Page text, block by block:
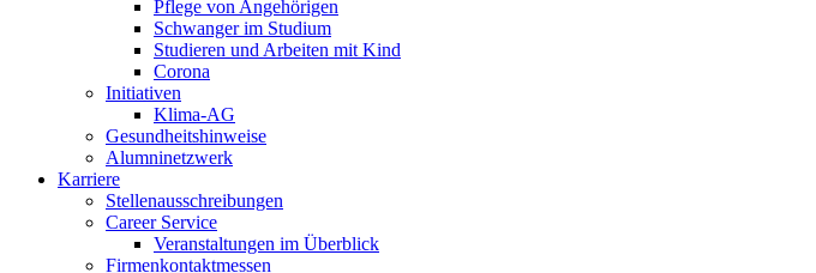
Pflege von Angehörigen
Schwanger im Studium
Studieren und Arbeiten mit Kind
Corona
Initiativen
Klima-AG
Gesundheitshinweise
Alumninetzwerk
Karriere
Stellenausschreibungen
Career Service
Veranstaltungen im Überblick
Firmenkontaktmessen